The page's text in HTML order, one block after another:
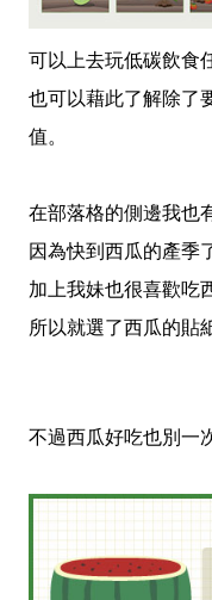
可以上去玩低碳飲食
也可以藉此了解除了
值。
在部落格的側邊我也
因為快到西瓜的產季
加上我妹也很喜歡吃
所以就選了西瓜的貼
不過西瓜好吃也別一